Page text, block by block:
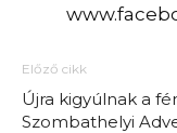
Előző cikk
Újra kigyúlnak a
Szombathelyi